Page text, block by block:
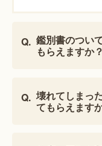
鑑別書のつい
もらえますか？
壊れてしまっ
てもらえます